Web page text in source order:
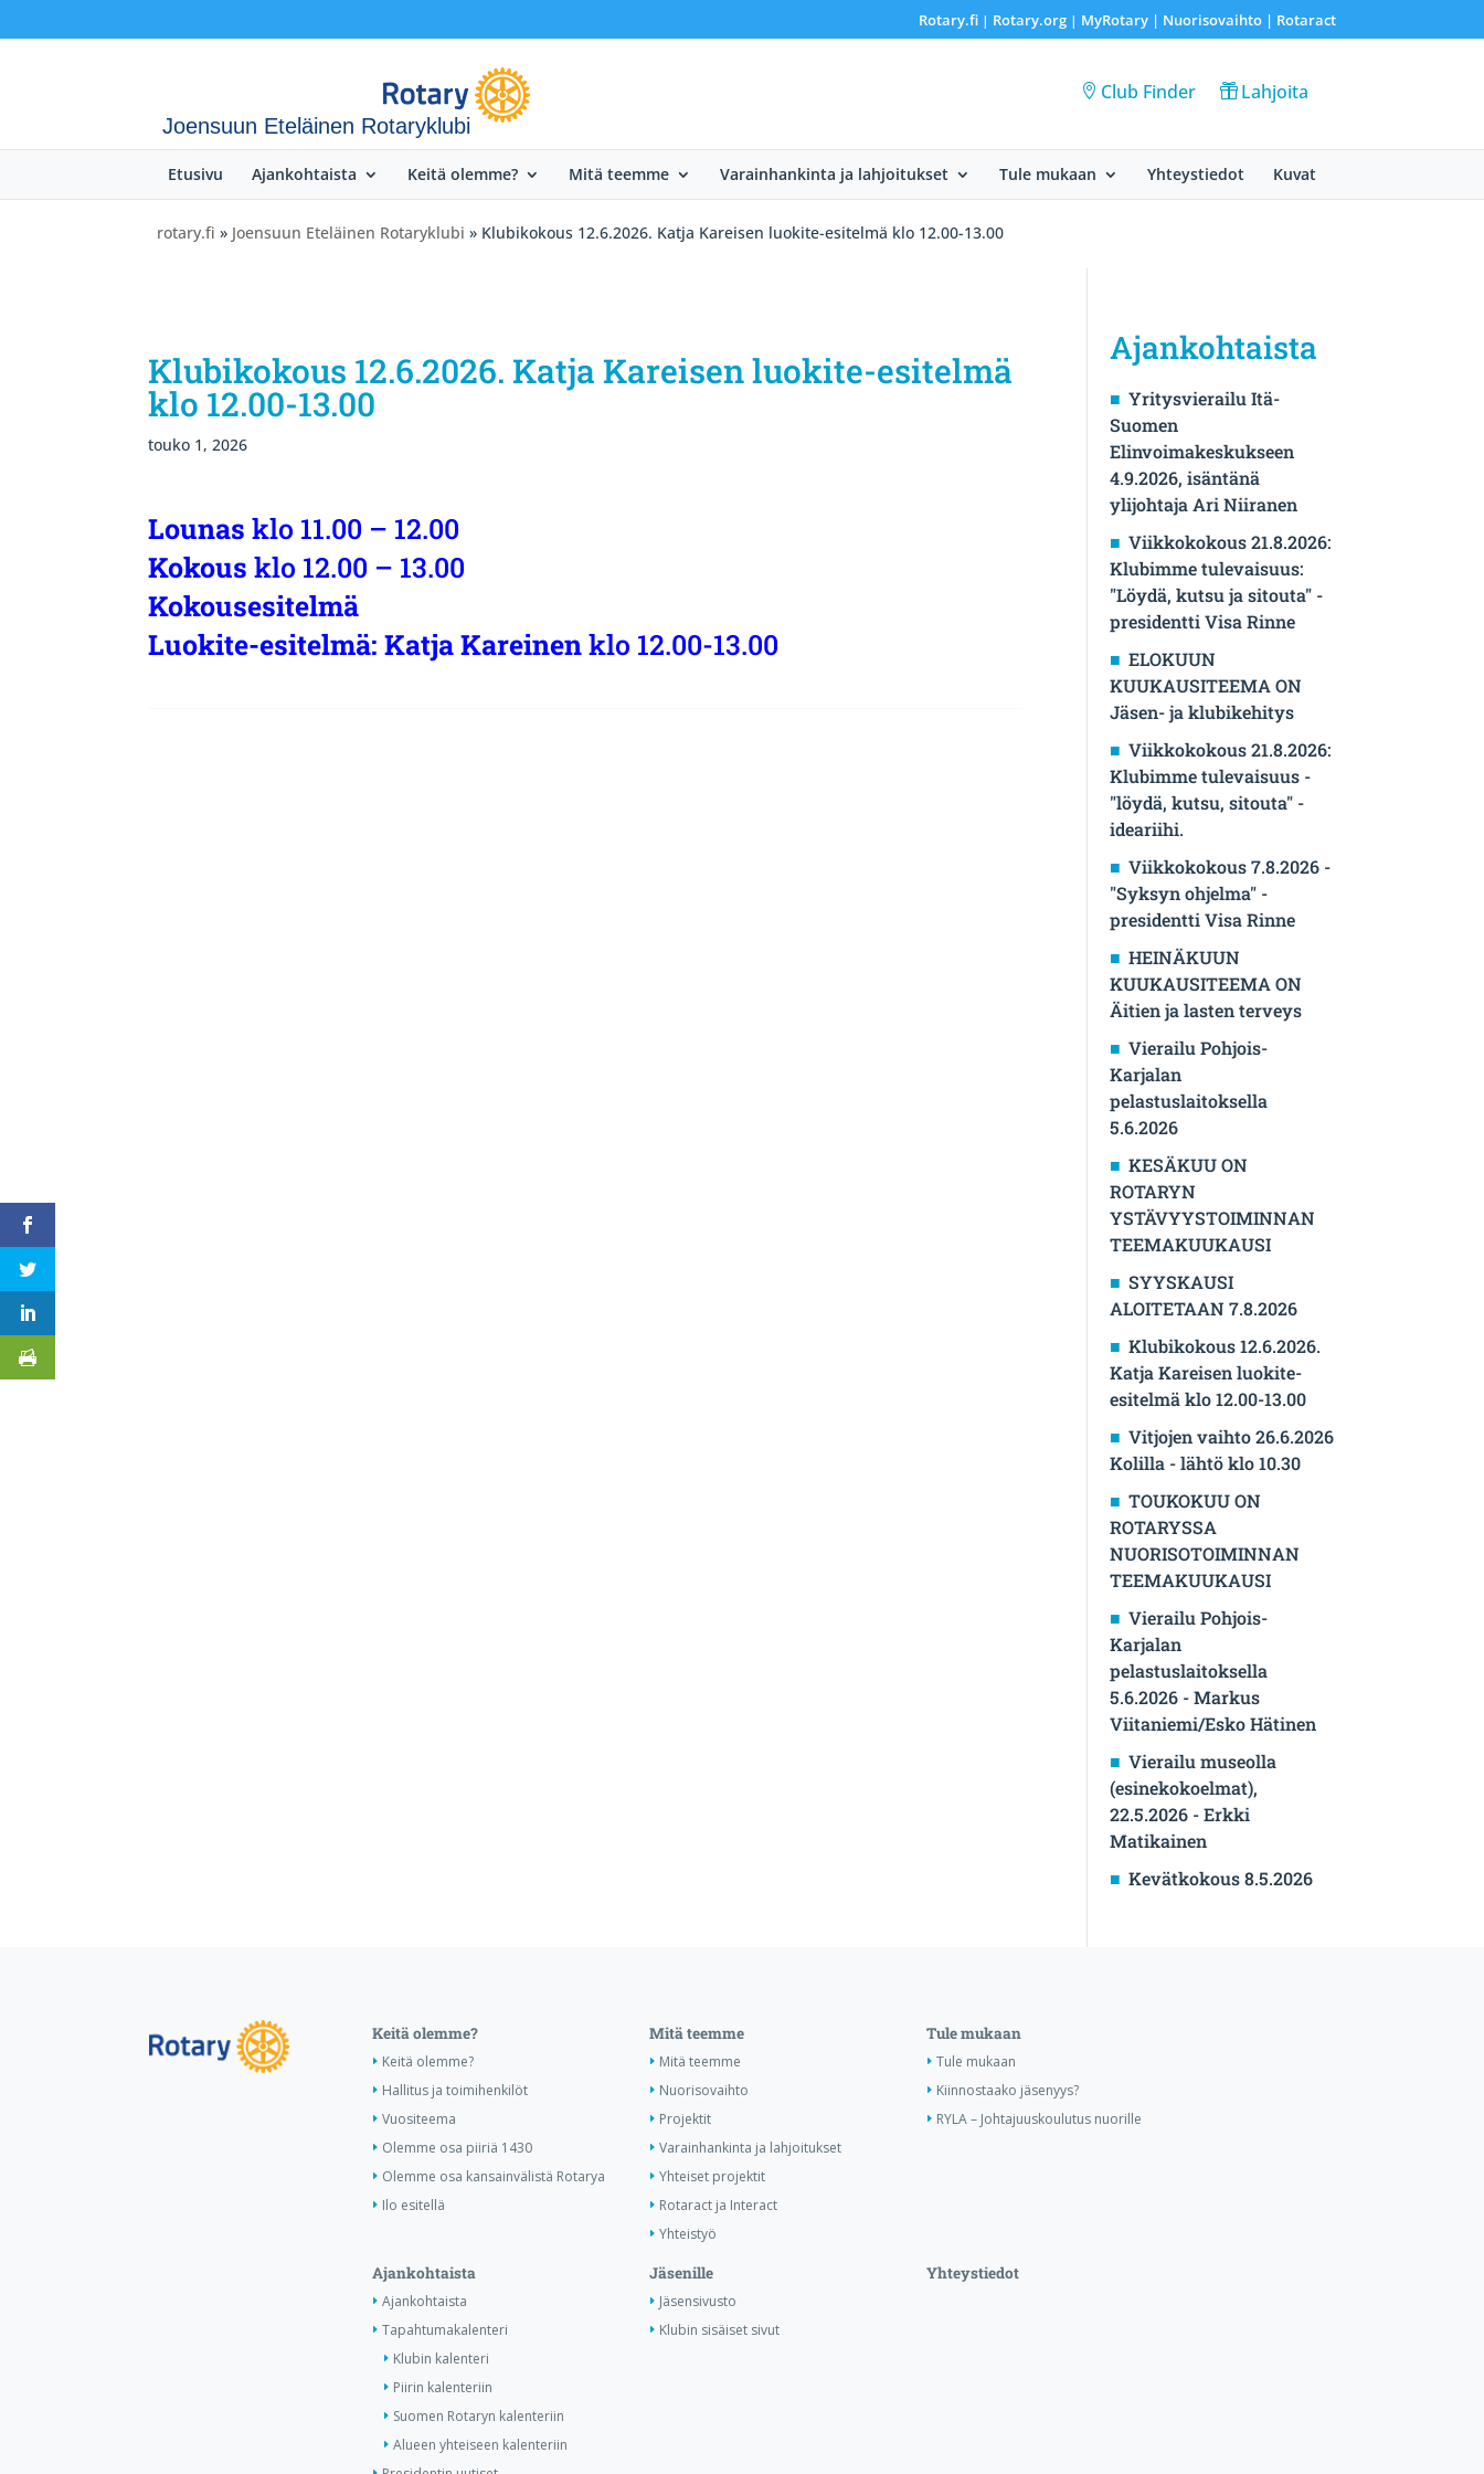
Rotary.fi| Rotary.org| MyRotary | Nuorisovaihto| Rotaract
Joensuun Eteläinen Rotaryklubi
Club Finder Lahjoita
Etusivu Ajankohtaista Keitä olemme? Mitä teemme Varainhankinta ja lahjoitukset Tule mukaan Yhteystiedot Kuvat
rotary.fi » Joensuun Eteläinen Rotaryklubi » Klubikokous 12.6.2026. Katja Kareisen luokite-esitelmä klo 12.00-13.00
Klubikokous 12.6.2026. Katja Kareisen luokite-esitelmä
klo 12.00-13.00
touko 1, 2026
Lounas klo 11.00 – 12.00
Kokous klo 12.00 – 13.00
Kokousesitelmä
Luokite-esitelmä: Katja Kareinenklo 12.00-13.00
Ajankohtaista
Yritysvierailu Itä-
Suomen
Elinvoimakeskukseen
4.9.2026, isäntänä
ylijohtaja Ari Niiranen
Viikkokokous 21.8.2026:
Klubimme tulevaisuus:
"Löydä, kutsu ja sitouta" -
presidentti Visa Rinne
ELOKUUN
KUUKAUSITEEMA ON
Jäsen- ja klubikehitys
Viikkokokous 21.8.2026:
Klubimme tulevaisuus -
"löydä, kutsu, sitouta" -
ideariihi.
Viikkokokous 7.8.2026 -
"Syksyn ohjelma" -
presidentti Visa Rinne
HEINÄKUUN
KUUKAUSITEEMA ON
Äitien ja lasten terveys
Vierailu Pohjois-
Karjalan
pelastuslaitoksella
5.6.2026
KESÄKUU ON
ROTARYN
YSTÄVYYSTOIMINNAN
TEEMAKUUKAUSI
SYYSKAUSI
ALOITETAAN 7.8.2026
Klubikokous 12.6.2026.
Katja Kareisen luokite-
esitelmä klo 12.00-13.00
Vitjojen vaihto 26.6.2026
Kolilla - lähtö klo 10.30
TOUKOKUU ON
ROTARYSSA
NUORISOTOIMINNAN
TEEMAKUUKAUSI
Vierailu Pohjois-
Karjalan
pelastuslaitoksella
5.6.2026 - Markus
Viitaniemi/Esko Hätinen
Vierailu museolla
(esinekokoelmat),
22.5.2026 - Erkki
Matikainen
Kevätkokous 8.5.2026
Keitä olemme?
Keitä olemme?
Hallitus ja toimihenkilöt
Vuositeema
Olemme osa piiriä 1430
Olemme osa kansainvälistä Rotarya
Ilo esitellä
Mitä teemme
Mitä teemme
Nuorisovaihto
Projektit
Varainhankinta ja lahjoitukset
Yhteiset projektit
Rotaract ja Interact
Yhteistyö
Tule mukaan
Tule mukaan
Kiinnostaako jäsenyys?
RYLA – Johtajuuskoulutus nuorille
Ajankohtaista
Ajankohtaista
Tapahtumakalenteri
Klubin kalenteri
Piirin kalenteriin
Suomen Rotaryn kalenteriin
Alueen yhteiseen kalenteriin
Jäsenille
Jäsensivusto
Klubin sisäiset sivut
Yhteystiedot